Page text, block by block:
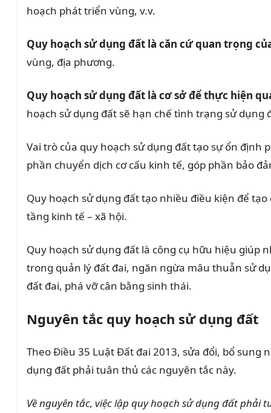
hoạch phát triển vùng, v.v.
Quy hoạch sử dụng đất là căn cứ quan trọng
vùng, địa phương.
Quy hoạch sử dụng đất là cơ sở để thực hiện
hoạch sử dụng đất sẽ hạn chế tình trạng sử
Vai trò của quy hoạch sử dụng đất tạo sự ổn định
phần chuyển dịch cơ cấu kinh tế, góp phần bảo
Quy hoạch sử dụng đất tạo nhiều điều kiện để
tầng kinh tế – xã hội.
Quy hoạch sử dụng đất là công cụ hữu hiệu giúp
trong quản lý đất đai, ngăn ngừa mâu thuẫn sử
đất đai, phá vỡ cân bằng sinh thái.
Nguyên tắc quy hoạch sử dụng đất
Theo Điều 35 Luật Đất đai 2013, sửa đổi, bổ sung
dụng đất phải tuân thủ các nguyên tắc này.
Về nguyên tắc, việc lập quy hoạch sử dụng đất phải